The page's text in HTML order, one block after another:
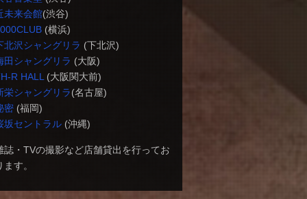
未来会館(渋谷)
(横浜)
北沢シャングリラ (下北沢)
田シャングリラ (大阪)
R HALL (大阪関大前)
栄シャングリラ(名古屋)
密(福岡)
坂セントラル(沖縄)
誌・TVの撮影など店舗貸出を行ってお
ます。